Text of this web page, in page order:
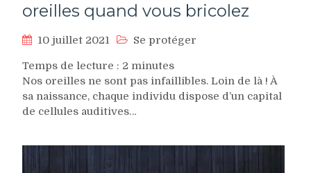
oreilles quand vous bricolez
10 juillet 2021 Se protéger
Temps de lecture : 2 minutes
Nos oreilles ne sont pas infaillibles. Loin de là ! À
sa naissance, chaque individu dispose d’un capital
de cellules auditives…